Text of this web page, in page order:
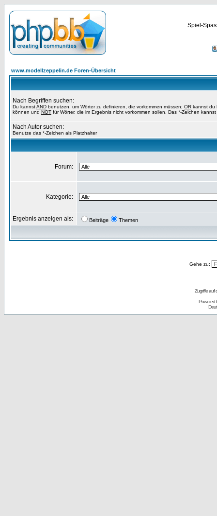
Spiel-
www.modellzeppelin.de Foren-Übersicht
Nach Begriffen suchen:
Du kannstAND benutzen, um Wörter zu definieren, die vorkommen müssen; OR kannst du
können und NOT für Wörter, die im Ergebnis nicht vorkommen sollen. Das *-Zeichen
Nach Autor suchen:
Benutze das *-Zeichen als Platzhalter
Forum:
Kategorie:
Ergebnis anzeigen als: Beiträge Themen
Gehe zu:
Zugriffe auf
Powered